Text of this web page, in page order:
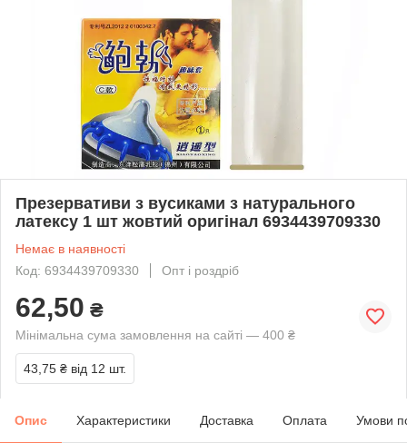
Презервативи з вусиками з натурального
латексу 1 шт жовтий оригінал 6934439709330
Немає в наявності
Код: 6934439709330
Опт і роздріб
62,50 ₴
Мінімальна сума замовлення на сайті — 400 ₴
43,75 ₴ від 12 шт.
Опис Характеристики Доставка Оплата Умови